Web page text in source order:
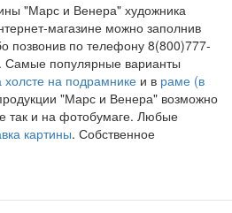
"Марс и Венера" художника
магазине можно заполнив
позвонив по телефону 8(800)777-
Самые популярные варианты
холсте на подрамнике и в раме (в
"Марс и Венера" возможно
так и на фотобумаге. Любые
картины. Собственное